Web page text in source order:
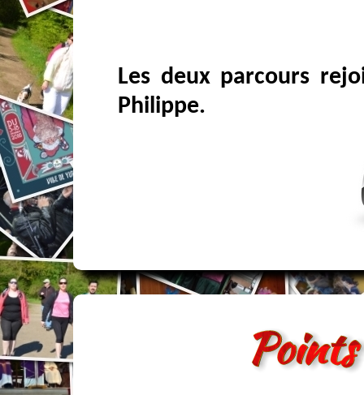
Les deux parcours
Philippe.